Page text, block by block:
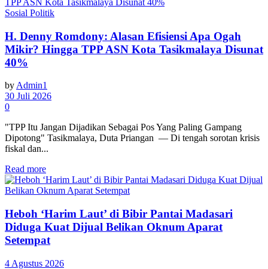
Sosial Politik
H. Denny Romdony: Alasan Efisiensi Apa Ogah
Mikir? Hingga TPP ASN Kota Tasikmalaya Disunat
40%
by Admin1
30 Juli 2026
0
"TPP Itu Jangan Dijadikan Sebagai Pos Yang Paling Gampang
Dipotong" Tasikmalaya, Duta Priangan — Di tengah sorotan krisis
fiskal dan...
Read more
Heboh ‘Harim Laut’ di Bibir Pantai Madasari
Diduga Kuat Dijual Belikan Oknum Aparat
Setempat
4 Agustus 2026